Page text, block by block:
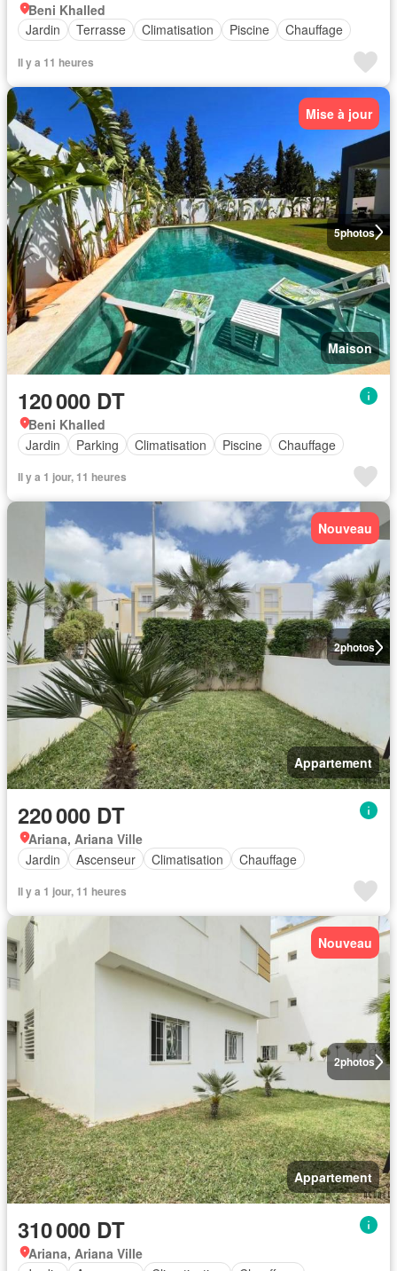
Beni Khalled
Jardin
Terrasse Climatisation Piscine Chauffage
Il y a 11 heures
5photos
Mise à jour
Maison
120 000 DT
Beni Khalled
Jardin
Parking Climatisation Piscine Chauffage
Il y a 1 jour, 11 heures
2photos
Nouveau
Appartement
220 000 DT
Ariana, Ariana Ville
Jardin
Ascenseur Climatisation Chauffage
Il y a 1 jour, 11 heures
2photos
Nouveau
Appartement
310 000 DT
Ariana, Ariana Ville